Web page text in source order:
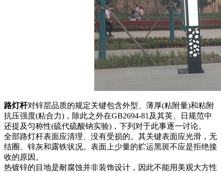
路灯杆对锌层品质的规定关键包含外型、薄厚(粘附量)和粘附
抗压强度(粘合力)，除此之外在GB2694-81及其英、日规范中
还提及匀称性(硫代硫酸钠实验)，下列对于此事逐一讨论。
全部路灯杆表面应清理、没有受损的。其关键表面应光滑，无
结圈、锌灰和露铁状况。表面上少量的贮运黑斑不应是拒绝接
收的原因。
热镀锌的目地是耐腐蚀并非装饰设计，因此不能用美观大方性